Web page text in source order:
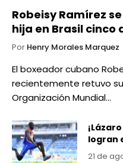
Robeisy Ramírez
hija en Brasil cinco
Por Henry Morales Marquez
El boxeador cubano
recientemente retuvo
Organización Mundial…
logran
21 de